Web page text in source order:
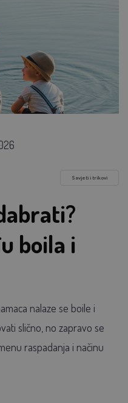
Savjeti i trikovi
boila i
nalaze se boile i
slično, no zapravo se
raspadanja i načinu